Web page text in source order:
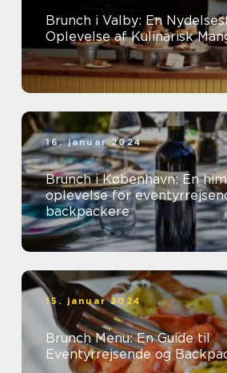
Brunch i Valby: En
Oplevelse af Kulinarisk
16. januar 2024
Brunch i København: En
oplevelse for
backpackere
15. januar 2024
Brunch Menu: En Guide til
Eventyrrejsende og